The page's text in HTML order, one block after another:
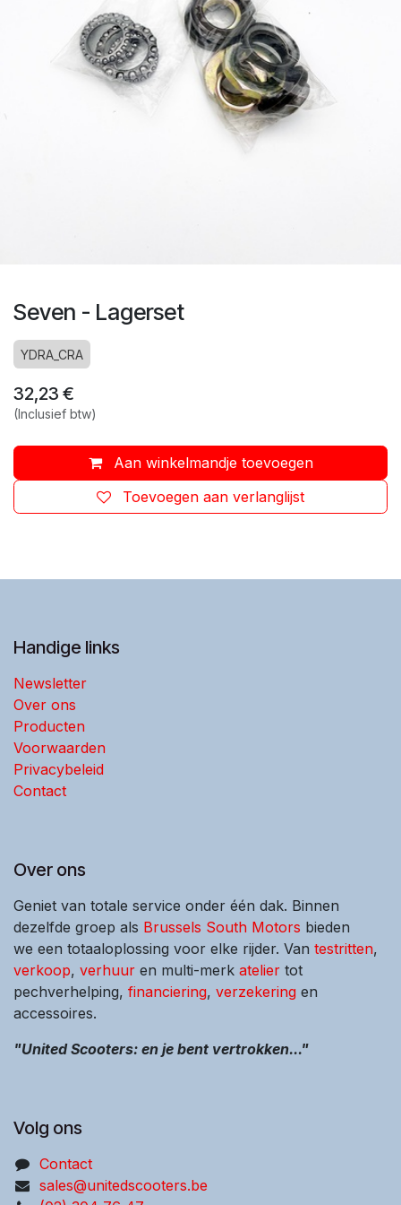
Seven - Lagerset
YDRA_CRA
32,23 €
(Inclusief btw)
Aan winkelmandje toevoegen
Toevoegen aan verlanglijst
Handige links
Newsletter
Over ons
Producten
Voorwaarden
Privacybeleid
Contact
Over ons
Geniet van totale service onder één dak. Binnen
dezelfde groep als Brussels South Motors bieden
we een totaaloplossing voor elke rijder. Van testritten,
verkoop, verhuur en multi-merk atelier tot
pechverhelping, financiering, verzekering en
accessoires.
"United Scooters: en je bent vertrokken..."
Volg ons
Contact
sales@unitedscooters.be